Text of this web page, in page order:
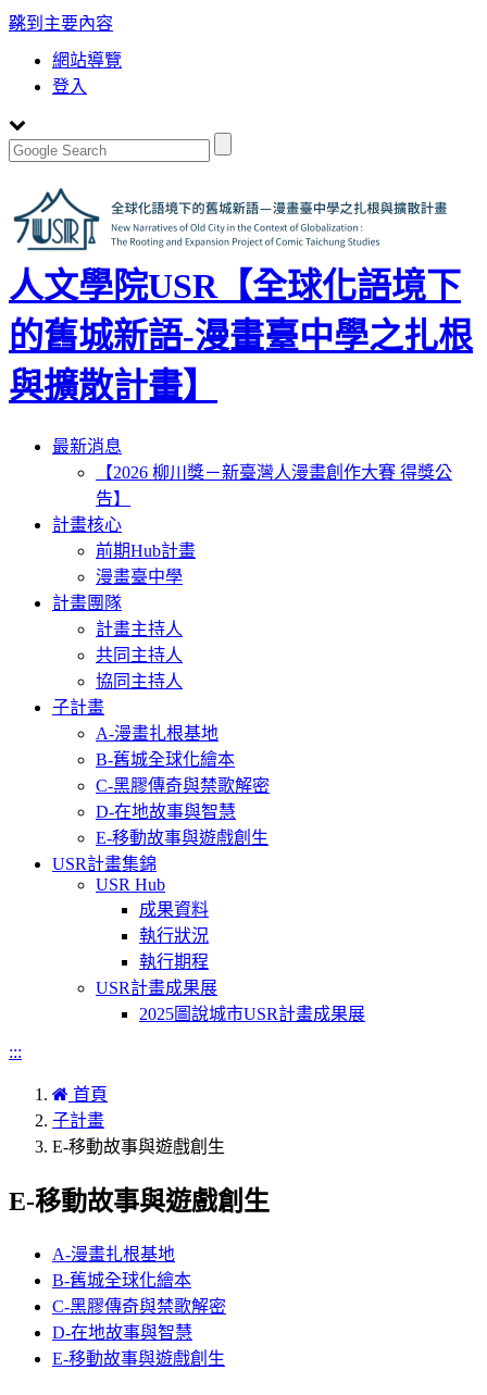
跳到主要內容
:::
網站導覽
登入
人文學院USR【全球化語境下
的舊城新語-漫畫臺中學之扎根
與擴散計畫】
Toggle
navigation
最新消息
【2026 柳川獎－新臺灣人漫畫創作大賽 得獎公
告】
計畫核心
前期Hub計畫
漫畫臺中學
計畫團隊
計畫主持人
共同主持人
協同主持人
子計畫
A-漫畫扎根基地
B-舊城全球化繪本
C-黑膠傳奇與禁歌解密
D-在地故事與智慧
E-移動故事與遊戲創生
USR計畫集錦
USR Hub
成果資料
執行狀況
執行期程
USR計畫成果展
2025圖說城市USR計畫成果展
:::
首頁
子計畫
E-移動故事與遊戲創生
E-移動故事與遊戲創生
A-漫畫扎根基地
B-舊城全球化繪本
C-黑膠傳奇與禁歌解密
D-在地故事與智慧
E-移動故事與遊戲創生